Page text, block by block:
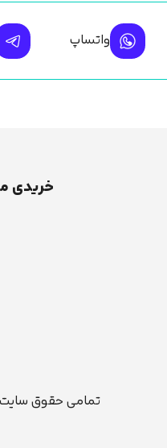
واتساپ
خریدی
تمامی حقوق